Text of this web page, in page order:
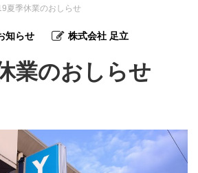
夏季休業のおしらせ
知らせ 株式会社 足立
業のおしらせ